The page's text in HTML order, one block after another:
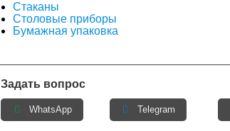
Стаканы
Столовые приборы
Бумажная упаковка
Задать вопрос
WhatsApp Telegram